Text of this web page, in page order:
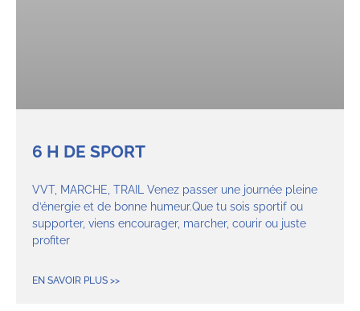
6 H DE SPORT
VVT, MARCHE, TRAIL Venez passer une journée pleine
d’énergie et de bonne humeur.Que tu sois sportif ou
supporter, viens encourager, marcher, courir ou juste
profiter
EN SAVOIR PLUS >>